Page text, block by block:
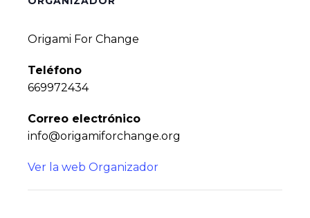
Origami For Change
Teléfono
669972434
Correo electrónico
info@origamiforchange.org
Ver la web Organizador